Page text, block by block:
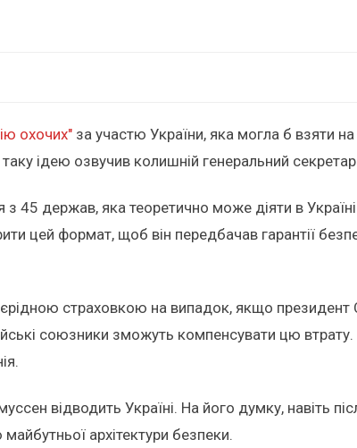
охочих" за участю України, яка могла б взяти на
таку ідею озвучив колишній генеральний
з 45 держав, яка теоретично може діяти в
цей формат, щоб він передбачав гарантії
страховкою на випадок, якщо
союзники зможуть компенсувати цю
відводить Україні. На його думку, навіть
архітектури безпеки.